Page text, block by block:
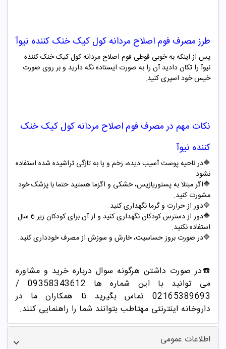
طرز مصرف فوم اصلاح مردانه کول کیک خنک کننده نیوآ
پس از اینکه به خوبی قوطی فوم اصلاح مردانه کول کیک خنک کننده
نیوآ را تکان دادید آن را به صورت ایستاده نگه دارید و بر روی صورت
خیس خود اسپری کنید.
نکات مهم در مصرف فوم اصلاح مردانه کول کیک خنک
کننده نیوآ
🔷در ناحیه پوست آسیب دیده، زخم و یا به تازگی تراشیده شده استفاده
نشود.
🔷اگر مبتلا به پستوریازیس، خشکی و اگزما هستید حتما با پزشک خود
مشورت کنید.
🔷دور از حرارت و گرما نگهداری کنید.
🔷
دور از دسترس کودکان نگهداری کنید و از آن برای کودکان زیر 6 سال
استفاده نکنید.
🔷در صورت بروز حساسیت، خارش و سوزش از مصرف خودداری کنید.
☎️در صورت داشتن هرگونه سوال درباره خرید و مشاوره
می توانید با این شماره ها 09358343612 /
02165389693
تماس بگیرید تا همکاران ما در
داروخانه اینترنتی مهتاطب بتوانند شما را راهنمایی کنند.
اطلاعات عمومی